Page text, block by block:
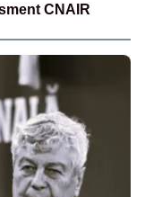
CNAIR